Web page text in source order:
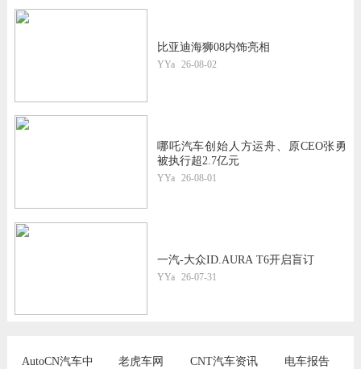
比亚迪海狮08内饰亮相
YYa 26-08-02
哪吒汽车创始人方运舟、原CEO张勇
被执行超2.7亿元
YYa 26-08-01
一汽-大众ID.AURA T6开启盲订
YYa 26-07-31
AutoCN汽车中 老虎车网 CNT汽车资讯 电车报告